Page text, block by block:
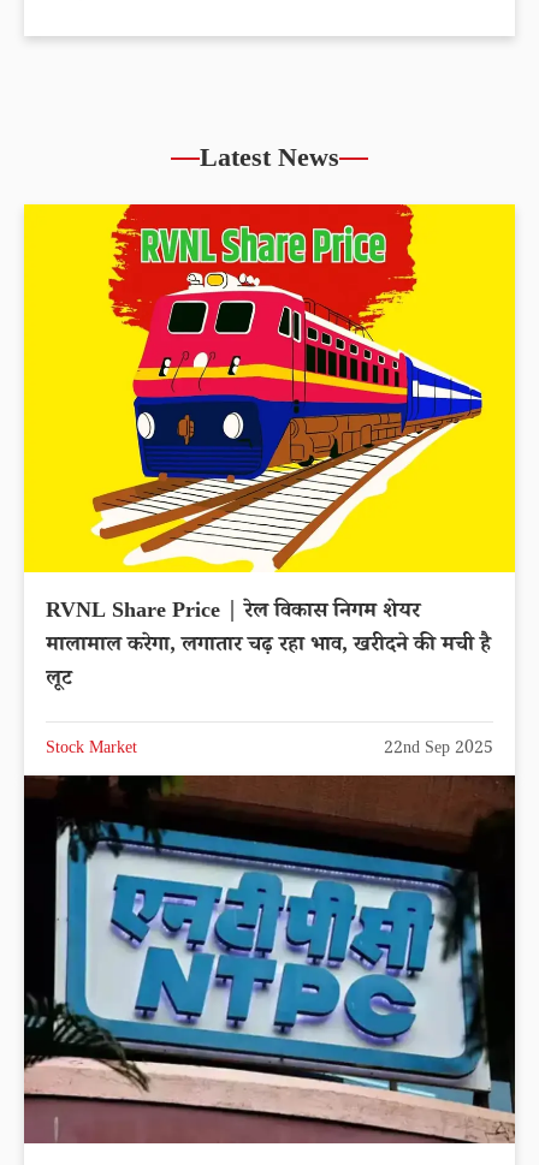
Latest News
RVNL Share Price | रेल विकास निगम शेयर
मालामाल करेगा, लगातार चढ़ रहा भाव, खरीदने की मची है
लूट
Stock Market 22nd Sep 2025